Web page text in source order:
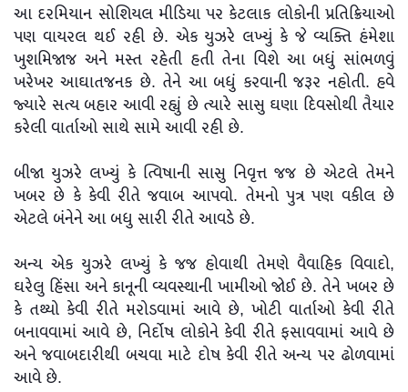
આ દરમિયાન સોશિયલ મીડિયા પર કેટલાક લોકોની પ્રતિક્રિયાઓ
પણ વાયરલ થઈ રહી છે. એક યુઝરે લખ્યું કે જે વ્યક્તિ હંમેશા
ખુશમિજાજ અને મસ્ત રહેતી હતી તેના વિશે આ બધું સાંભળવું
ખરેખર આઘાતજનક છે. તેને આ બધું કરવાની જરૂર નહોતી. હવે
જ્યારે સત્ય બહાર આવી રહ્યું છે ત્યારે સાસુ ઘણા દિવસોથી તૈયાર
કરેલી વાર્તાઓ સાથે સામે આવી રહી છે.
બીજા યુઝરે લખ્યું કે ત્વિષાની સાસુ નિવૃત્ત જજ છે એટલે તેમને
ખબર છે કે કેવી રીતે જવાબ આપવો. તેમનો પુત્ર પણ વકીલ છે
એટલે બંનેને આ બધુ સારી રીતે આવડે છે.
અન્ય એક યુઝરે લખ્યું કે જજ હોવાથી તેમણે વૈવાહિક વિવાદો,
ઘરેલુ હિંસા અને કાનૂની વ્યવસ્થાની ખામીઓ જોઈ છે. તેને ખબર છે
કે તથ્યો કેવી રીતે મરોડવામાં આવે છે, ખોટી વાર્તાઓ કેવી રીતે
બનાવવામાં આવે છે, નિર્દોષ લોકોને કેવી રીતે ફસાવવામાં આવે છે
અને જવાબદારીથી બચવા માટે દોષ કેવી રીતે અન્ય પર ઢોળવામાં
આવે છે.